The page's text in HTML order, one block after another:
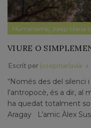
Humanisme, Josep Maria
VIURE O
Escrit per josepmariavia
“Només des del silenci
l’antropocè, és a dir, al
ha quedat totalment
Aragay L’amic Àlex